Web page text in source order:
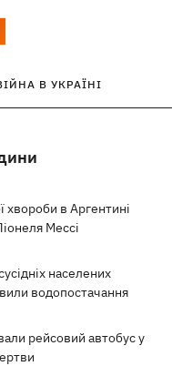
В УКРАЇНІ
хвороби в Аргентині
Мессі
населених
водопостачання
рейсовий автобус у